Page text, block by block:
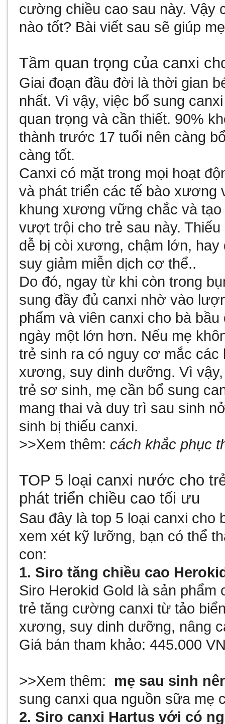
cường chiều cao sau này. Vậy
nào tốt? Bài viết sau sẽ giúp
Tầm quan trọng của canxi
Giai đoạn đầu đời là thời gian
nhất. Vì vậy, việc bổ sung
quan trọng và cần thiết. 90%
thành trước 17 tuổi nên càng
càng tốt.
Canxi có mặt trong mọi hoạt
và phát triển các tế bào xương
khung xương vững chắc và
vượt trội cho trẻ sau này.
dễ bị còi xương, chậm lớn,
suy giảm miễn dịch cơ thể..
Do đó, ngay từ khi còn trong
sung đầy đủ canxi nhờ vào
phẩm và viên canxi cho bà
ngày một lớn hơn. Nếu mẹ
trẻ sinh ra có nguy cơ mắc
xương, suy dinh dưỡng. Vì
trẻ sơ sinh, mẹ cần bổ sung
mang thai và duy trì sau sinh
sinh bị thiếu canxi.
>>Xem thêm: cách khắc phục
TOP 5 loại canxi nước cho
phát triển chiều cao tối ưu
Sau đây là top 5 loại canxi
xem xét kỹ lưỡng, bạn có thể
con:
1. Siro tăng chiều cao
Siro Herokid Gold là sản
trẻ tăng cường canxi từ tảo
xương, suy dinh dưỡng, nâng
Giá bán tham khảo: 445.000
>>Xem thêm: mẹ sau sinh
sung canxi qua nguồn sữa mẹ
2. Siro canxi Hartus với có